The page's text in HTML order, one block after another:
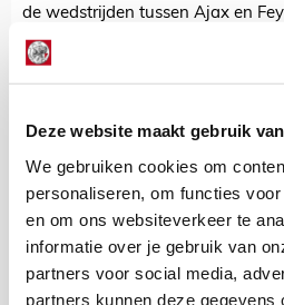
Deze website maakt gebruik
We gebruiken cookies om
personaliseren, om functies
en om ons websiteverkeer te
informatie over je gebruik van
partners voor social media,
partners kunnen deze gegevens
de wedstrijden tussen Ajax en
In de tussentijd maakte de
middels het opeisen van de
bij elkaar te komen en het
als doel uitsupporters bij de
2019/2020.
Twee dagen na de klassieker (29
wij een uitnodiging voor een